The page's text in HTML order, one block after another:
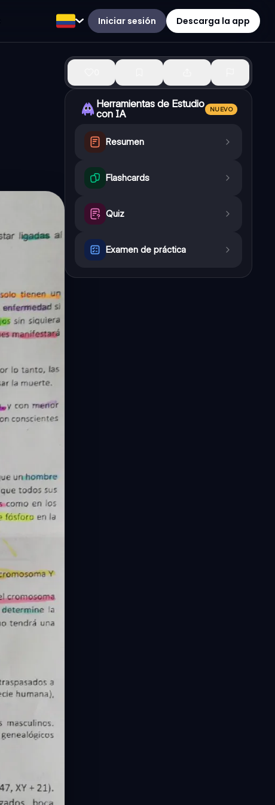
Iniciar sesión Descarga la app
Herramientas de Estudio
con IA
NUEVO
Resumen
Flashcards
Quiz
Examen de práctica